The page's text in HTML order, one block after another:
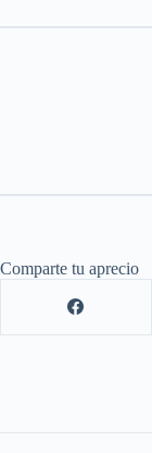
Comparte tu aprecio